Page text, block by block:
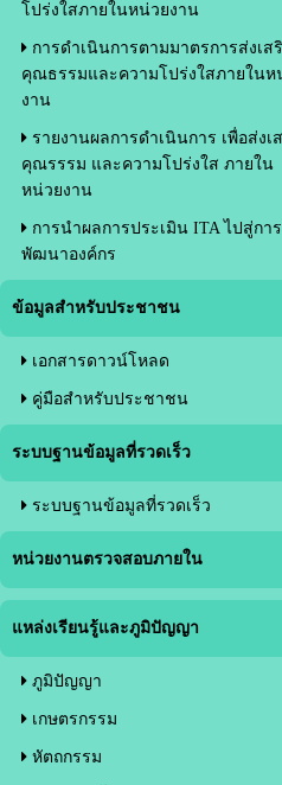
โปร่งใสภายในหน่วยงาน
การดำเนินการตามมาตรการส่งเส
คุณธรรมและความโปร่งใสภายในห
งาน
รายงานผลการดำเนินการ เพื่อส่งเ
คุณรรรม และความโปร่งใส ภายใน
หน่วยงาน
การนำผลการประเมิน ITA ไปสู่การ
พัฒนาองค์กร
ข้อมูลสำหรับประชาชน
เอกสารดาวน์โหลด
คู่มือสำหรับประชาชน
ระบบฐานข้อมูลที่รวดเร็ว
ระบบฐานข้อมูลที่รวดเร็ว
หน่วยงานตรวจสอบภายใน
แหล่งเรียนรู้และภูมิปัญญา
ภูมิปัญญา
เกษตรกรรม
หัตถกรรม